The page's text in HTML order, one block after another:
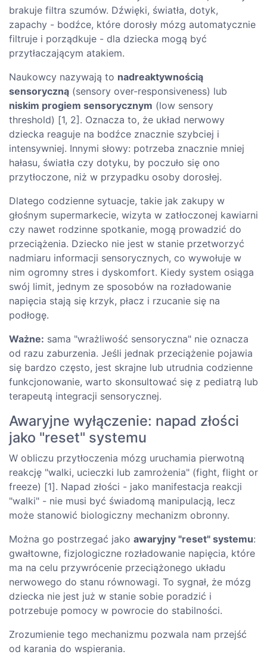
brakuje filtra szumów. Dźwięki, światła, dotyk,
zapachy - bodźce, które dorosły mózg automatycznie
filtruje i porządkuje - dla dziecka mogą być
przytłaczającym atakiem.
Naukowcy nazywają to nadreaktywnością
sensoryczną (sensory over-responsiveness) lub
niskim progiem sensorycznym (low sensory
threshold) [1, 2]. Oznacza to, że układ nerwowy
dziecka reaguje na bodźce znacznie szybciej i
intensywniej. Innymi słowy: potrzeba znacznie mniej
hałasu, światła czy dotyku, by poczuło się ono
przytłoczone, niż w przypadku osoby dorosłej.
Dlatego codzienne sytuacje, takie jak zakupy w
głośnym supermarkecie, wizyta w zatłoczonej kawiarni
czy nawet rodzinne spotkanie, mogą prowadzić do
przeciążenia. Dziecko nie jest w stanie przetworzyć
nadmiaru informacji sensorycznych, co wywołuje w
nim ogromny stres i dyskomfort. Kiedy system osiąga
swój limit, jednym ze sposobów na rozładowanie
napięcia stają się krzyk, płacz i rzucanie się na
podłogę.
Ważne: sama "wrażliwość sensoryczna" nie oznacza
od razu zaburzenia. Jeśli jednak przeciążenie pojawia
się bardzo często, jest skrajne lub utrudnia codzienne
funkcjonowanie, warto skonsultować się z pediatrą lub
terapeutą integracji sensorycznej.
Awaryjne wyłączenie: napad złości
jako "reset" systemu
W obliczu przytłoczenia mózg uruchamia pierwotną
reakcję "walki, ucieczki lub zamrożenia" (fight, flight or
freeze) [1]. Napad złości - jako manifestacja reakcji
"walki" - nie musi być świadomą manipulacją, lecz
może stanowić biologiczny mechanizm obronny.
Można go postrzegać jako awaryjny "reset" systemu:
gwałtowne, fizjologiczne rozładowanie napięcia, które
ma na celu przywrócenie przeciążonego układu
nerwowego do stanu równowagi. To sygnał, że mózg
dziecka nie jest już w stanie sobie poradzić i
potrzebuje pomocy w powrocie do stabilności.
Zrozumienie tego mechanizmu pozwala nam przejść
od karania do wspierania.